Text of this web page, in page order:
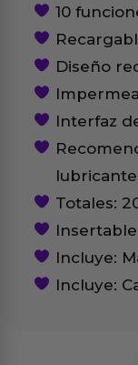
10
Diseño
Interfaz
Totales:
Incluye:
Incluye: